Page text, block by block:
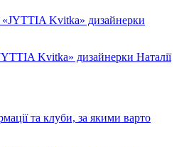
Kvitka» дизайнерки Наталії